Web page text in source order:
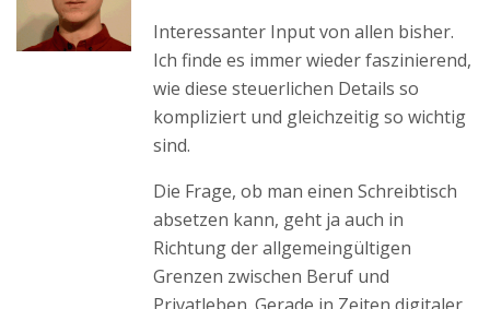
Interessanter Input von allen bisher.
Ich finde es immer wieder faszinierend,
wie diese steuerlichen Details so
kompliziert und gleichzeitig so wichtig
sind.
Die Frage, ob man einen Schreibtisch
absetzen kann, geht ja auch in
Richtung der allgemeingültigen
Grenzen zwischen Beruf und